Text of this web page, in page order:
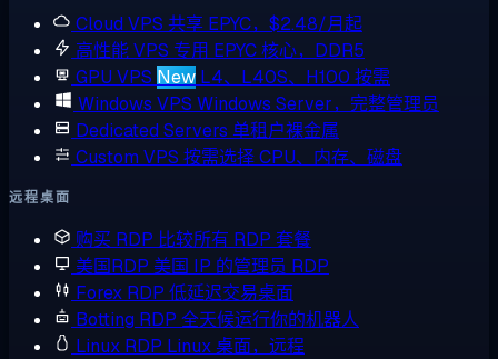
Cloud VPS 共享 EPYC，$2.48/月起
高性能 VPS 专用 EPYC 核心，DDR5
GPU VPS New L4、L40S、H100 按需
Windows VPS Windows Server，完整管理员
Dedicated Servers 单租户裸金属
Custom VPS 按需选择 CPU、内存、磁盘
远程桌面
购买 RDP 比较所有 RDP 套餐
美国RDP 美国 IP 的管理员 RDP
Forex RDP 低延迟交易桌面
Botting RDP 全天候运行你的机器人
Linux RDP Linux 桌面，远程